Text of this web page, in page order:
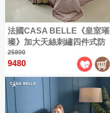
套
枕
套
2
|
枕
套
法國CASA BELLE《皇室璀
璨》加大天絲刺繡四件式防
蹣抗菌吸濕排汗兩用被床包
組
25800
9480